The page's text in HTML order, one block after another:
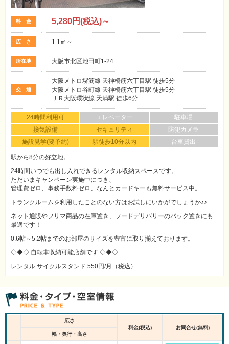
料 金 5,280円(税込)～
広 さ 1.1㎡～
所在地 大阪市北区池田町1-24
交 通
大阪メトロ堺筋線 天神橋筋六丁目駅 徒歩5分
大阪メトロ谷町線 天神橋筋六丁目駅 徒歩5分
ＪＲ大阪環状線 天満駅 徒歩6分
24時間利用可 エレベーター
駐車場
換気設備
セキュリティ
防犯カメラ
施設見学(要予約)
駅徒歩10分以内 台車貸出
駅から8分の好立地。
24時間いつでも出し入れできるレンタル収納スペースです。
ただいまキャンペーン実施中につき、
管理費ゼロ、事務手数料ゼロ、なんとカードキーも無料サービス中。
トランクルームを利用したことのない方はお試しにいかがでしょうか♪♪
ネット通販やフリマ商品の在庫置き、フードデリバリーのバック置きにも
最適です！
0.6帖～5.2帖までのお部屋のサイズを豊富に取り揃えております。
◇◆◇ 自転車収納可能店舗です ◇◆◇
レンタル サイクルスタンド 550円/月（税込）
広さ
料金(税込)
お問合せ(無料)
幅・奥行・高さ